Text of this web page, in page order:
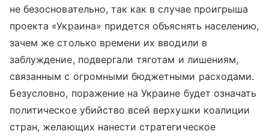
не безосновательно, так как в случае проигрыша
проекта «Украина» придется объяснять населению,
зачем же столько времени их вводили в
заблуждение, подвергали тяготам и лишениям,
связанным с огромными бюджетными расходами.
Безусловно, поражение на Украине будет означать
политическое убийство всей верхушки коалиции
стран, желающих нанести стратегическое